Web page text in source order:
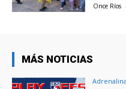
Once Ríos -
MÁS NOTICIAS
Adrenalina